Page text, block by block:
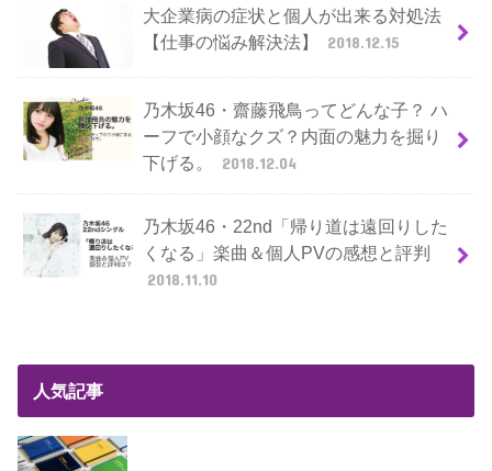
大企業病の症状と個人が出来る対処法
【仕事の悩み解決法】
2018.12.15
乃木坂46・齋藤飛鳥ってどんな子？ ハ
ーフで小顔なクズ？内面の魅力を掘り
下げる。
2018.12.04
乃木坂46・22nd「帰り道は遠回りした
くなる」楽曲＆個人PVの感想と評判
2018.11.10
人気記事